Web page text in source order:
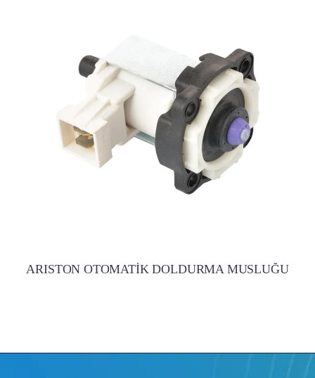
ARISTON OTOMATİK DOLDURMA MUSLUĞU